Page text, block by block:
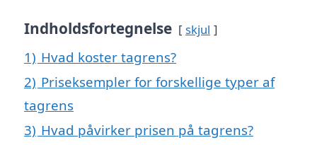
Indholdsfortegnelse skjul
1) Hvad koster tagrens?
2) Priseksempler for forskellige typer af
tagrens
3) Hvad påvirker prisen på tagrens?